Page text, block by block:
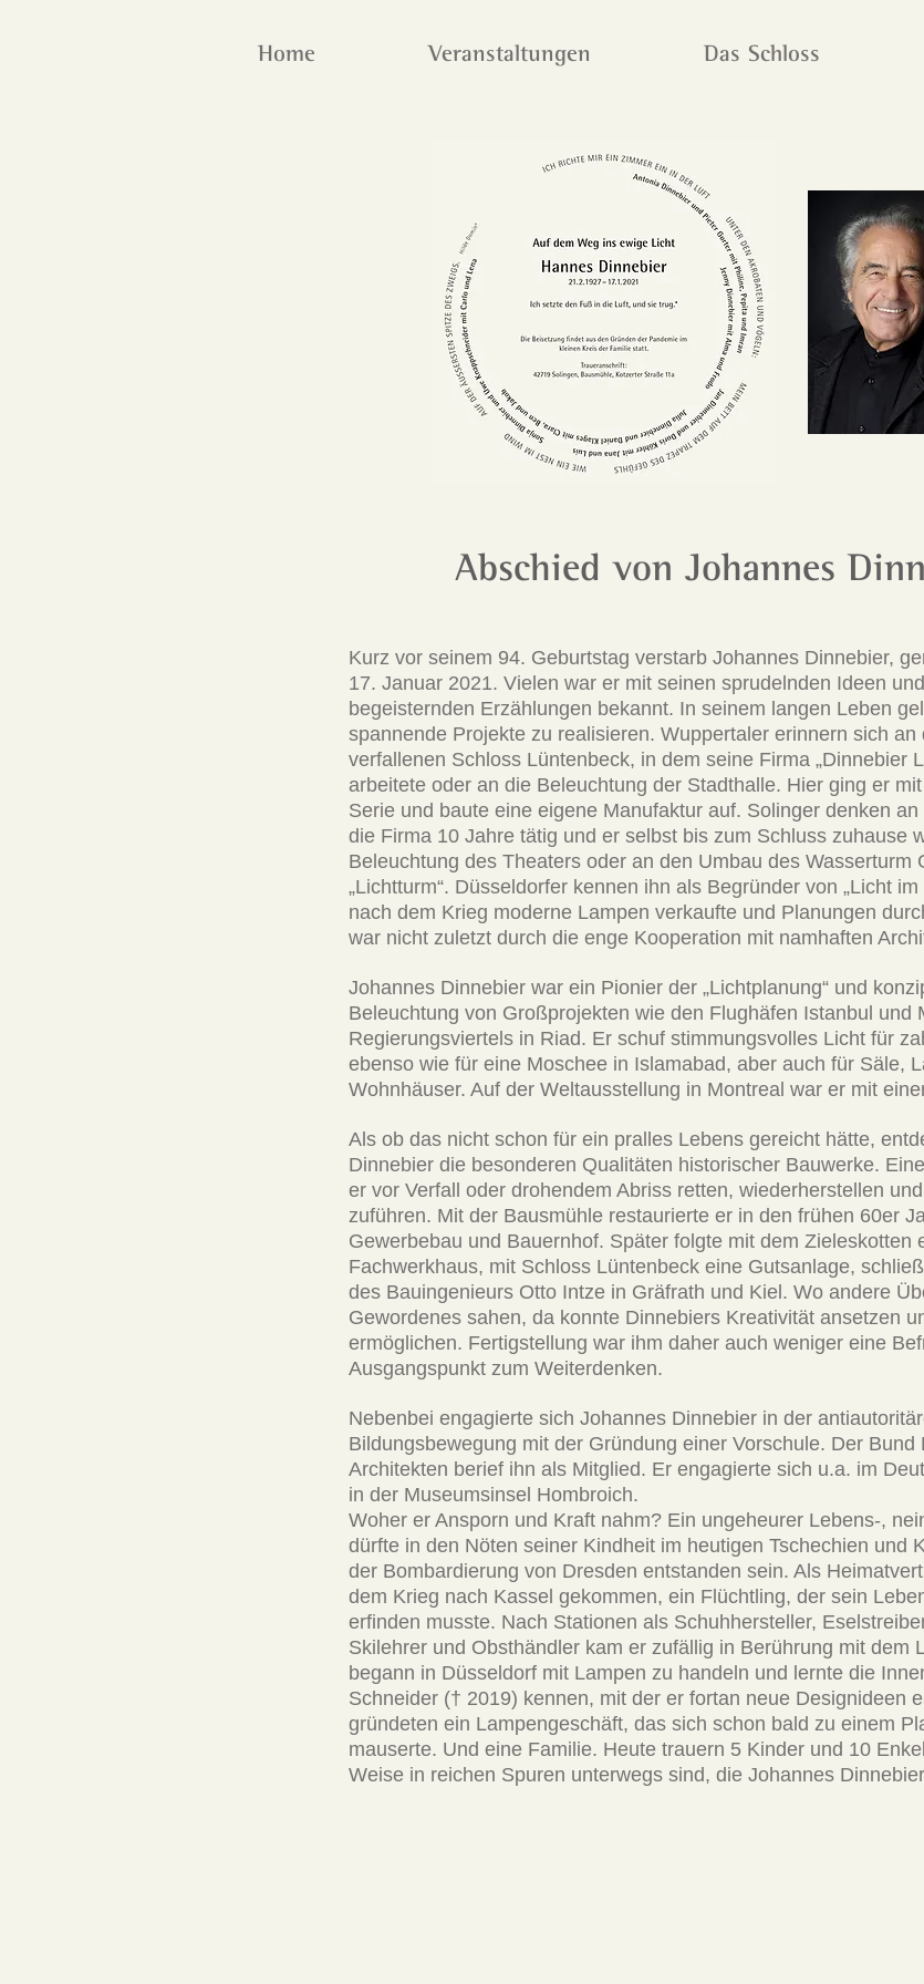
Home Veranstaltungen Das Schloss
Abschied von Johannes
Kurz vor seinem 94. Geburtstag verstarb Johannes Dinnebier,
17. Januar 2021. Vielen war er mit seinen sprudelnden Ideen
begeisternden Erzählungen bekannt. In seinem langen Leben
spannende Projekte zu realisieren. Wuppertaler erinnern sich an
verfallenen Schloss Lüntenbeck, in dem seine Firma „Dinnebier
arbeitete oder an die Beleuchtung der Stadthalle. Hier ging er
Serie und baute eine eigene Manufaktur auf. Solinger denken
die Firma 10 Jahre tätig und er selbst bis zum Schluss zuhause
Beleuchtung des Theaters oder an den Umbau des Wasserturm
„Lichtturm“. Düsseldorfer kennen ihn als Begründer von „Licht
nach dem Krieg moderne Lampen verkaufte und Planungen
war nicht zuletzt durch die enge Kooperation mit namhaften
Johannes Dinnebier war ein Pionier der „Lichtplanung“ und
Beleuchtung von Großprojekten wie den Flughäfen Istanbul und
Regierungsviertels in Riad. Er schuf stimmungsvolles Licht für
ebenso wie für eine Moschee in Islamabad, aber auch für Säle,
Wohnhäuser. Auf der Weltausstellung in Montreal war er mit
Als ob das nicht schon für ein pralles Lebens gereicht hätte,
Dinnebier die besonderen Qualitäten historischer Bauwerke.
er vor Verfall oder drohendem Abriss retten, wiederherstellen
zuführen. Mit der Bausmühle restaurierte er in den frühen 60er
Gewerbebau und Bauernhof. Später folgte mit dem Zieleskotten
Fachwerkhaus, mit Schloss Lüntenbeck eine Gutsanlage,
des Bauingenieurs Otto Intze in Gräfrath und Kiel. Wo andere
Gewordenes sahen, da konnte Dinnebiers Kreativität ansetzen
ermöglichen. Fertigstellung war ihm daher auch weniger eine
Ausgangspunkt zum Weiterdenken.
Nebenbei engagierte sich Johannes Dinnebier in der
Bildungsbewegung mit der Gründung einer Vorschule. Der Bund
Architekten berief ihn als Mitglied. Er engagierte sich u.a. im
in der Museumsinsel Hombroich.
Woher er Ansporn und Kraft nahm? Ein ungeheurer Lebens-,
dürfte in den Nöten seiner Kindheit im heutigen Tschechien und
der Bombardierung von Dresden entstanden sein. Als
dem Krieg nach Kassel gekommen, ein Flüchtling, der sein
erfinden musste. Nach Stationen als Schuhhersteller,
Skilehrer und Obsthändler kam er zufällig in Berührung mit dem
begann in Düsseldorf mit Lampen zu handeln und lernte die
Schneider († 2019) kennen, mit der er fortan neue Designideen
gründeten ein Lampengeschäft, das sich schon bald zu einem
mauserte. Und eine Familie. Heute trauern 5 Kinder und 10
Weise in reichen Spuren unterwegs sind, die Johannes